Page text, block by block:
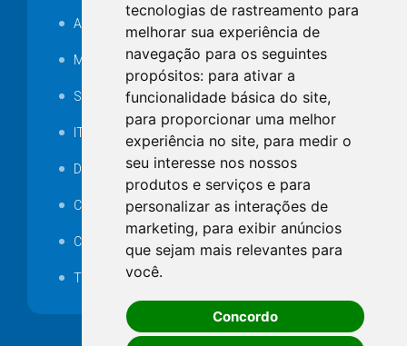
tecnologias de rastreamento para
melhorar sua experiência de
navegação para os seguintes
propósitos: para ativar a
funcionalidade básica do site,
para proporcionar uma melhor
experiência no site, para medir o
seu interesse nos nossos
produtos e serviços e para
personalizar as interações de
marketing, para exibir anúncios
que sejam mais relevantes para
você.
Concordo
Audiência pública
MANUTENÇÃO DE ILUMINAÇÃO PÚBLICA
Serviços Técnicos TI
ITR
Desapropriações
Catalogo Eletrônico de Padronização
Consórcios Municipais
Telefones Úteis